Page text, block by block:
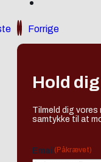
Forrige
Hold
Tilmeld dig
samtykke til at
Email (Påkrævet)